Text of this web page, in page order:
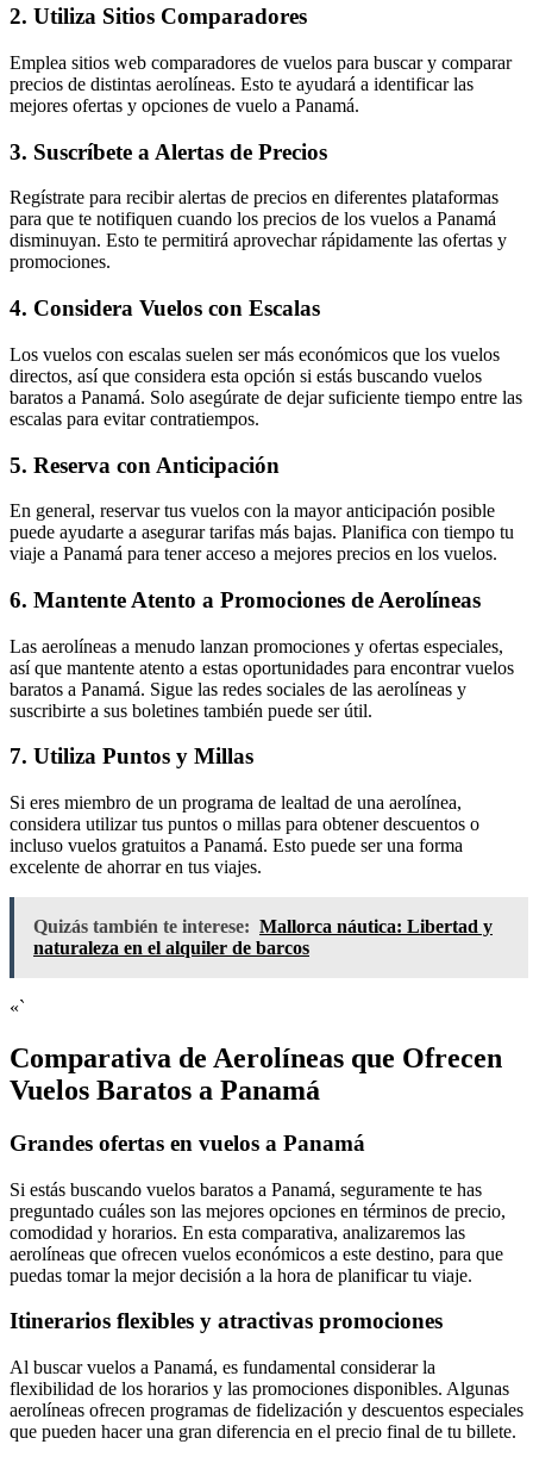
2. Utiliza Sitios Comparadores
Emplea sitios web comparadores de vuelos para buscar y comparar
precios de distintas aerolíneas. Esto te ayudará a identificar las
mejores ofertas y opciones de vuelo a Panamá.
3. Suscríbete a Alertas de Precios
Regístrate para recibir alertas de precios en diferentes plataformas
para que te notifiquen cuando los precios de los vuelos a Panamá
disminuyan. Esto te permitirá aprovechar rápidamente las ofertas y
promociones.
4. Considera Vuelos con Escalas
Los vuelos con escalas suelen ser más económicos que los vuelos
directos, así que considera esta opción si estás buscando vuelos
baratos a Panamá. Solo asegúrate de dejar suficiente tiempo entre las
escalas para evitar contratiempos.
5. Reserva con Anticipación
En general, reservar tus vuelos con la mayor anticipación posible
puede ayudarte a asegurar tarifas más bajas. Planifica con tiempo tu
viaje a Panamá para tener acceso a mejores precios en los vuelos.
6. Mantente Atento a Promociones de Aerolíneas
Las aerolíneas a menudo lanzan promociones y ofertas especiales,
así que mantente atento a estas oportunidades para encontrar vuelos
baratos a Panamá. Sigue las redes sociales de las aerolíneas y
suscribirte a sus boletines también puede ser útil.
7. Utiliza Puntos y Millas
Si eres miembro de un programa de lealtad de una aerolínea,
considera utilizar tus puntos o millas para obtener descuentos o
incluso vuelos gratuitos a Panamá. Esto puede ser una forma
excelente de ahorrar en tus viajes.
Quizás también te interese: Mallorca náutica: Libertad y
naturaleza en el alquiler de barcos
«`
Comparativa de Aerolíneas que Ofrecen
Vuelos Baratos a Panamá
Grandes ofertas en vuelos a Panamá
Si estás buscando vuelos baratos a Panamá, seguramente te has
preguntado cuáles son las mejores opciones en términos de precio,
comodidad y horarios. En esta comparativa, analizaremos las
aerolíneas que ofrecen vuelos económicos a este destino, para que
puedas tomar la mejor decisión a la hora de planificar tu viaje.
Itinerarios flexibles y atractivas promociones
Al buscar vuelos a Panamá, es fundamental considerar la
flexibilidad de los horarios y las promociones disponibles. Algunas
aerolíneas ofrecen programas de fidelización y descuentos especiales
que pueden hacer una gran diferencia en el precio final de tu billete.